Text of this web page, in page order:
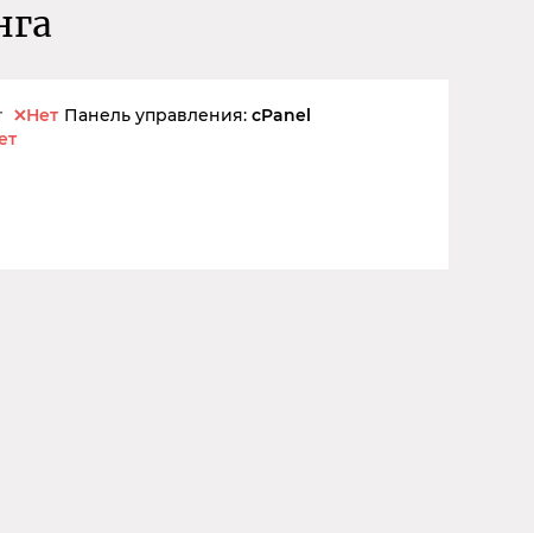
Нет Панель управления: cPanel